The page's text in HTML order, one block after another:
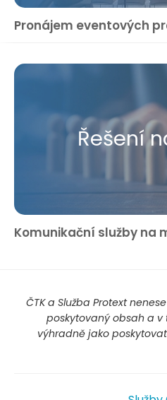
Pronájem eventových
Řešení
Komunikační služby na
ČTK a Služba Protext
poskytovaný obsah a v
výhradně jako